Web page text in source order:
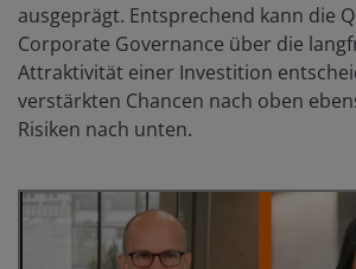
ausgeprägt. Entsprechend kann die
Corporate Governance über die
Attraktivität einer Investition
verstärkten Chancen nach oben
Risiken nach unten.